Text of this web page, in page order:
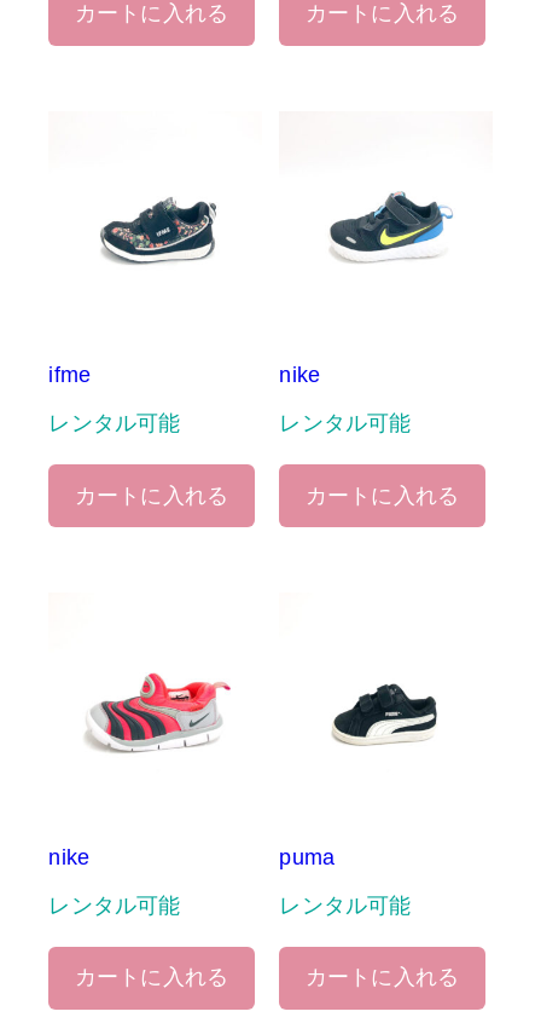
カートに入れる カートに入れる
ifme
レンタル可能
カートに入れる
nike
レンタル可能
カートに入れる
nike
レンタル可能
カートに入れる
puma
レンタル可能
カートに入れる